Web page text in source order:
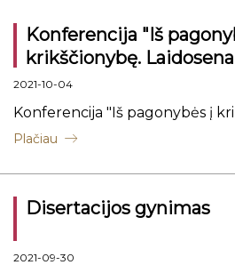
Konferencija "Iš
krikščionybę.
laikotarpiu".
2021-10-04
Konferencija "Iš pagonybės į
transformacijų laikotarpiu".
Plačiau
Disertacijos gynimas
2021-09-30